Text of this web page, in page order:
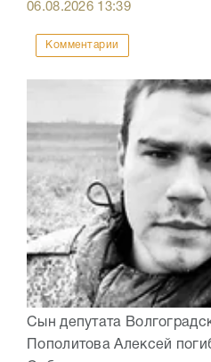
06.08.2026 13:39
Комментарии
Сын депутата
Пополитова Алексей